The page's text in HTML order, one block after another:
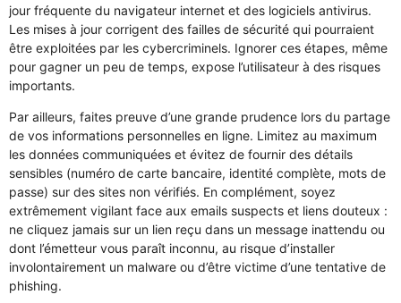
jour fréquente du navigateur internet et des logiciels antivirus.
Les mises à jour corrigent des failles de sécurité qui pourraient
être exploitées par les cybercriminels. Ignorer ces étapes, même
pour gagner un peu de temps, expose l’utilisateur à des risques
importants.
Par ailleurs, faites preuve d’une grande prudence lors du partage
de vos informations personnelles en ligne. Limitez au maximum
les données communiquées et évitez de fournir des détails
sensibles (numéro de carte bancaire, identité complète, mots de
passe) sur des sites non vérifiés. En complément, soyez
extrêmement vigilant face aux emails suspects et liens douteux :
ne cliquez jamais sur un lien reçu dans un message inattendu ou
dont l’émetteur vous paraît inconnu, au risque d’installer
involontairement un malware ou d’être victime d’une tentative de
phishing.